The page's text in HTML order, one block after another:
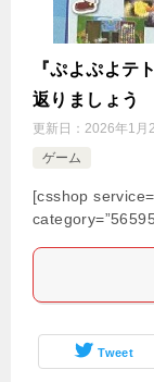
『ぷよぷよテ
返りましょう
更新日： 2026年1月
ゲーム
[csshop
Tweet